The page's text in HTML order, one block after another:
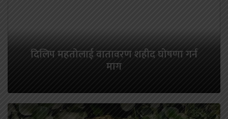
दिलिप महतोलाई वातावरण शहीद घोषणा गर्न
माग